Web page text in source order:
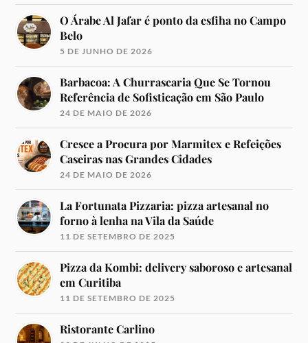
O Árabe Al Jafar é ponto da esfiha no Campo
Belo
5 DE JUNHO DE 2026
Barbacoa: A Churrascaria Que Se Tornou
Referência de Sofisticação em São Paulo
24 DE MAIO DE 2026
Cresce a Procura por Marmitex e Refeições
Caseiras nas Grandes Cidades
24 DE MAIO DE 2026
La Fortunata Pizzaria: pizza artesanal no
forno à lenha na Vila da Saúde
11 DE SETEMBRO DE 2025
Pizza da Kombi: delivery saboroso e artesanal
em Curitiba
11 DE SETEMBRO DE 2025
Ristorante Carlino